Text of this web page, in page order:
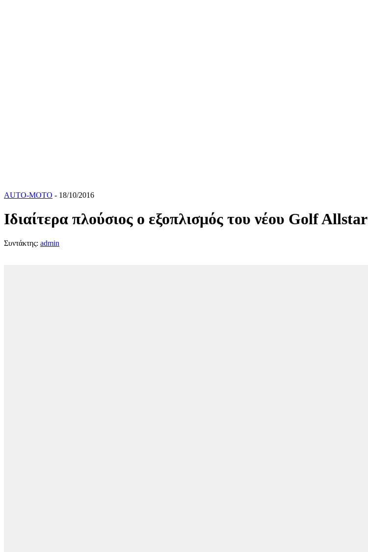
AUTO-MOTO - 18/10/2016
Ιδιαίτερα πλούσιος ο εξοπλισμός του νέου Golf Allstar
Συντάκτης: admin